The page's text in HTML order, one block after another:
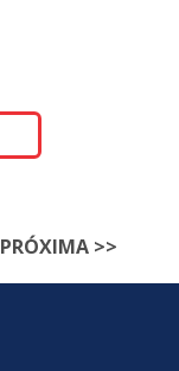
PRÓXIMA >>